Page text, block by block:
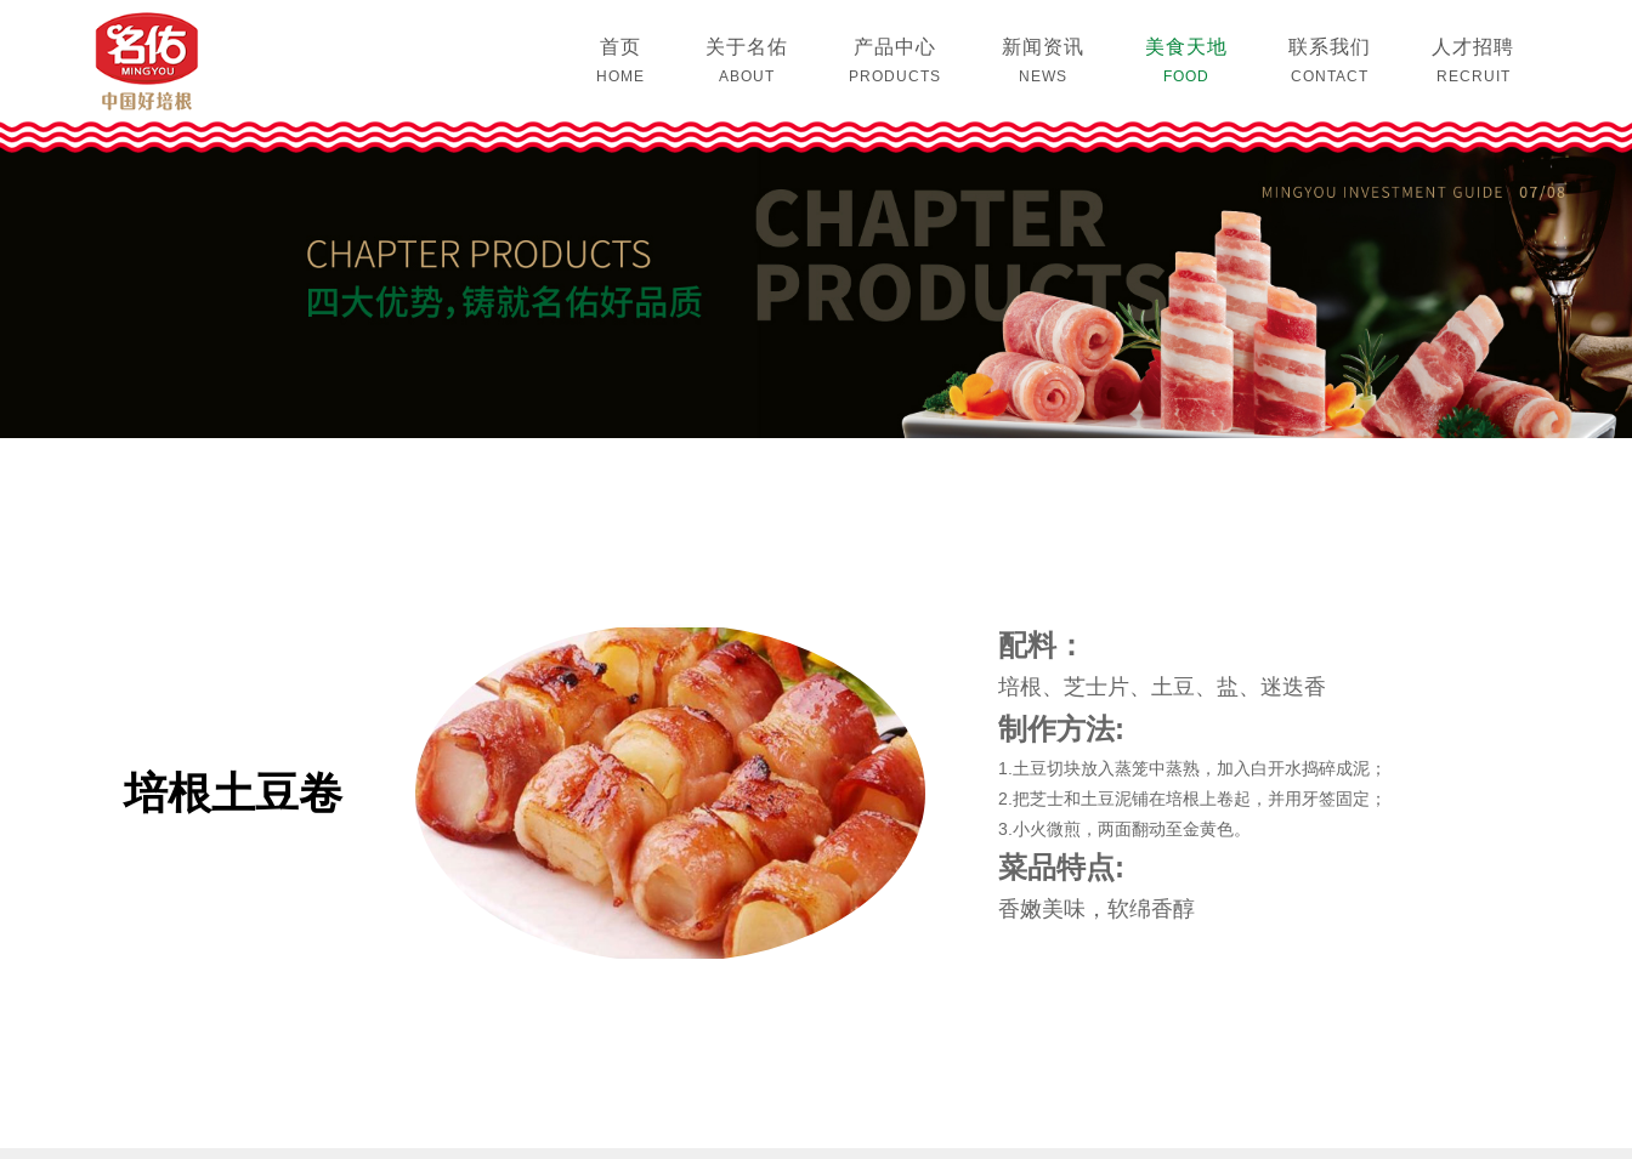
首页
HOME
关于名佑
ABOUT
产品中心
PRODUCTS
新闻资讯
NEWS
美食天地
FOOD
联系我们
CONTACT
人才招聘
RECRUIT
培根土豆卷
配料：
培根、芝士片、土豆、盐、迷迭香
制作方法:
1.土豆切块放入蒸笼中蒸熟，加入白开水捣碎成泥；
2.把芝士和土豆泥铺在培根上卷起，并用牙签固定；
3.小火微煎，两面翻动至金黄色。
菜品特点:
香嫩美味，软绵香醇